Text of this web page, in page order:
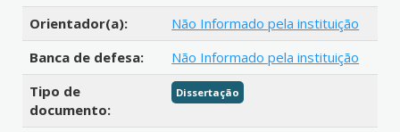
Orientador(a):
Não Informado pela instituição
Banca de defesa:
Não Informado pela instituição
Tipo de
documento:
Dissertação